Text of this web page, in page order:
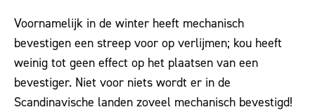
Voornamelijk in de winter heeft mechanisch
bevestigen een streep voor op verlijmen; kou heeft
weinig tot geen effect op het plaatsen van een
bevestiger. Niet voor niets wordt er in de
Scandinavische landen zoveel mechanisch bevestigd!